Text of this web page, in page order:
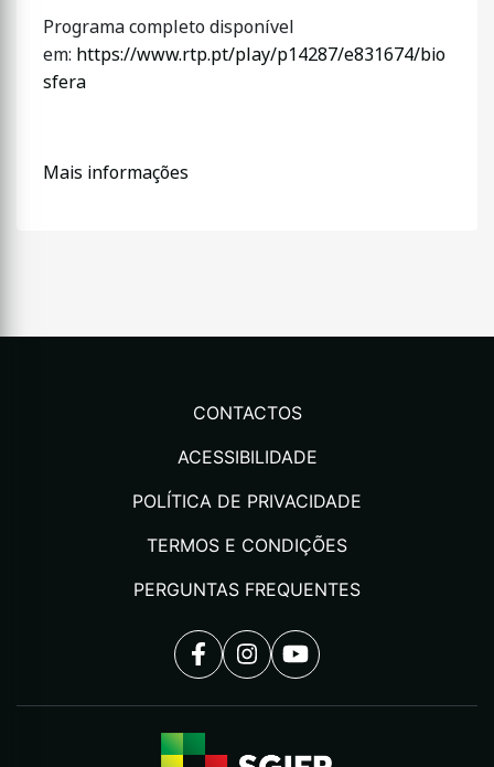
Programa completo disponível
em: https://www.rtp.pt/play/p14287/e831674/bio
sfera
Mais informações
CONTACTOS
ACESSIBILIDADE
POLÍTICA DE PRIVACIDADE
TERMOS E CONDIÇÕES
PERGUNTAS FREQUENTES